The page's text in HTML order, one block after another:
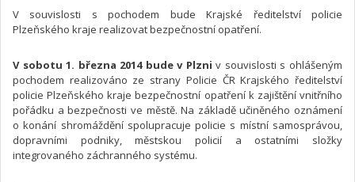
V souvislosti s pochodem bude Krajské ředitelství policie
Plzeňského kraje realizovat bezpečnostní opatření.
V sobotu 1. března 2014 bude v Plzni v souvislosti s ohlášeným
pochodem realizováno ze strany Policie ČR Krajského ředitelství
policie Plzeňského kraje bezpečnostní opatření k zajištění vnitřního
pořádku a bezpečnosti ve městě. Na základě učiněného oznámení
o konání shromáždění spolupracuje policie s místní samosprávou,
dopravními podniky, městskou policií a ostatními složky
integrovaného záchranného systému.